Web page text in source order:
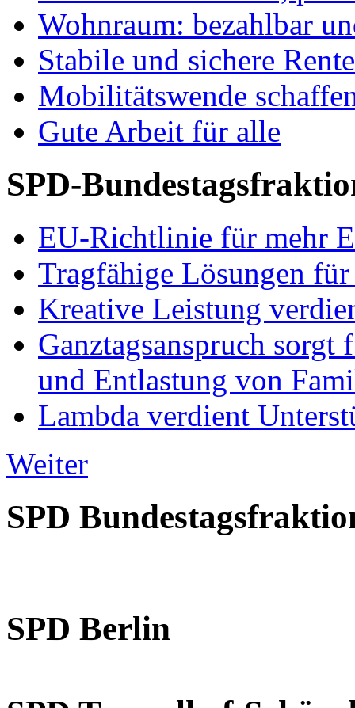
Wohnraum: bezahlbar
Stabile und sichere
Mobilitätswende
Gute Arbeit für alle
SPD-
EU-Richtlinie für mehr
Tragfähige Lösungen
Kreative Leistung
Ganztagsanspruch
und Entlastung von
Lambda verdient
Weiter
SPD
SPD Berlin